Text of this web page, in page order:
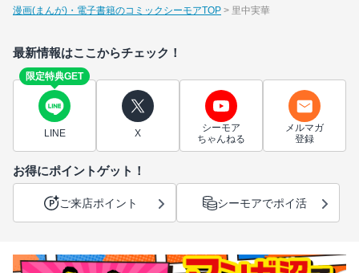
漫画(まんが)・電子書籍のコミックシーモアTOP 里中実華
最新情報はここからチェック！
限定特典GET
LINE X
シーモア
ちゃんねる
メルマガ
登録
お得にポイントゲット！
ご来店ポイント シーモアでポイ活